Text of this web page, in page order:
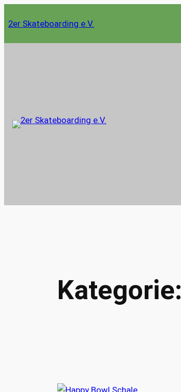
Inhalt
2er Skateboarding e.V.
Kategorie: